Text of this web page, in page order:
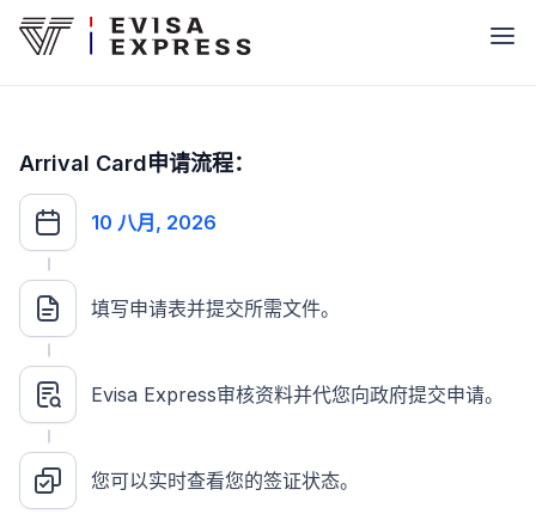
Arrival Card申请流程：
10 八月, 2026
填写申请表并提交所需文件。
Evisa Express审核资料并代您向政府提交申请。
您可以实时查看您的签证状态。